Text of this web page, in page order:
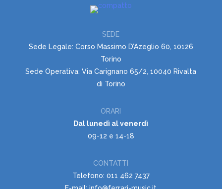
SEDE
Sede Legale: Corso Massimo D’Azeglio 60, 10126
Torino
Sede Operativa: Via Carignano 65/2, 10040 Rivalta
di Torino
ORARI
Dal lunedì al venerdì
09-12 e 14-18
CONTATTI
Telefono: 011 462 7437